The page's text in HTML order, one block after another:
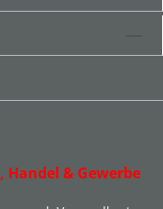
& Gewerbe